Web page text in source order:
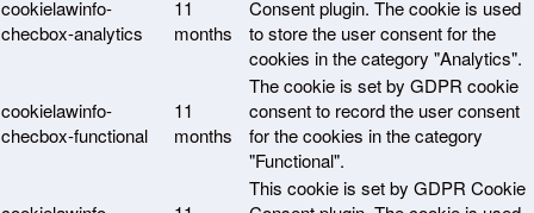
cookielawinfo-
checbox-analytics
11
months
Consent plugin. The cookie is used
to store the user consent for the
cookies in the category "Analytics".
cookielawinfo-
checbox-functional
11
months
The cookie is set by GDPR cookie
consent to record the user consent
for the cookies in the category
"Functional".
This cookie is set by GDPR Cookie